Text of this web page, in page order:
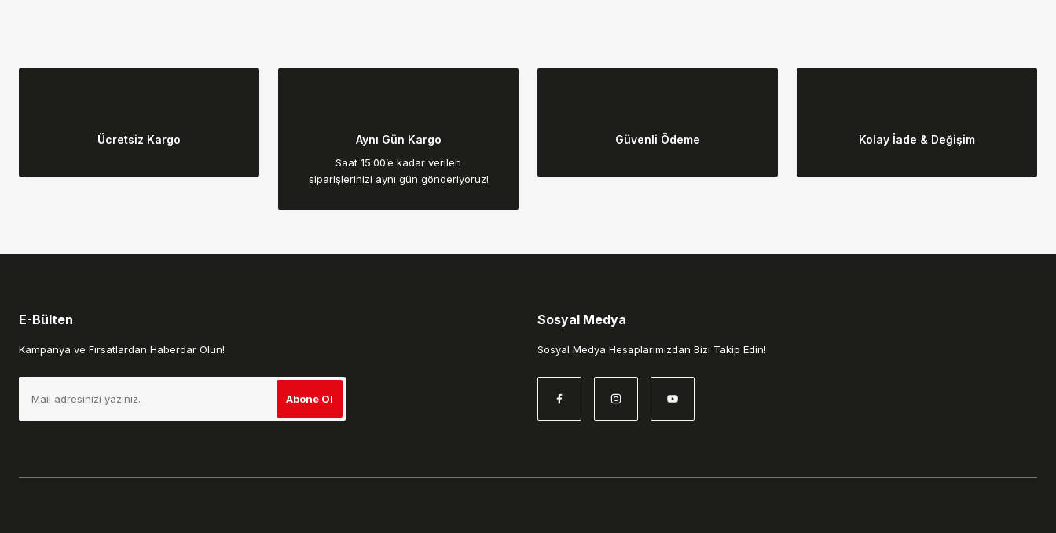
Ürün resmi kalitesiz, bozuk veya görüntülenemiyor.
Gönder
Ücretsiz Kargo Aynı Gün Kargo
Saat 15:00’e kadar verilen
siparişlerinizi aynı gün gönderiyoruz!
Güvenli Ödeme Kolay İade & Değişim
E-Bülten
Kampanya ve Fırsatlardan Haberdar Olun!
Abone Ol
Sosyal Medya
Sosyal Medya Hesaplarımızdan Bizi Takip Edin!